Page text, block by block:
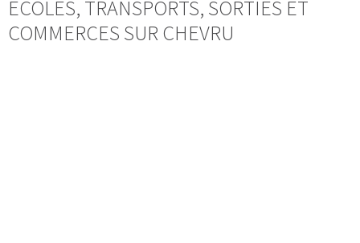
ECOLES, TRANSPORTS, SORTIES ET
COMMERCES SUR CHEVRU